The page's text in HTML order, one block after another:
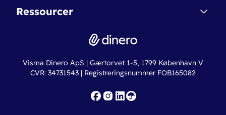
Nye funktioner
Dinero Pro
Erhvervslån
Fakturaskabeloner
Regnskabsordbogen
Online regnskabskurser
Ressourcer
Ny virksomhed
Iværksætterlegat
Visma Dinero ApS | Gærtorvet 1-5, 1799 København V
CVR: 34731543 | Registreringsnummer FOB165082